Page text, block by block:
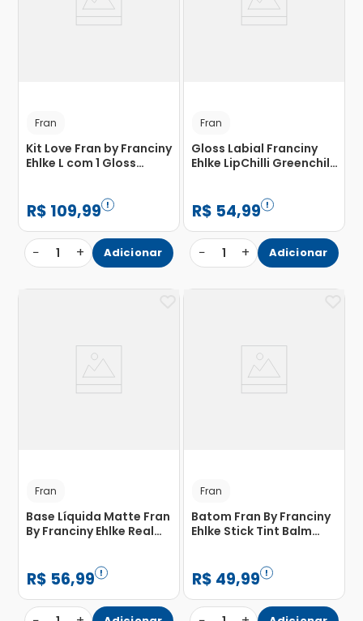
Fran
Kit Love Fran by Franciny
Ehlke L com 1 Gloss
Gloss Labial Liplove
R$ 109,99
− 1 + Adicionar
Fran
Gloss Labial Franciny
Ehlke LipChilli Greenchilli
R$ 54,99
− 1 + Adicionar
Fran
Base Líquida Matte Fran
By Franciny Ehlke Real
R$ 56,99
Fran
Batom Fran By Franciny
Ehlke Stick Tint Balm
R$ 49,99